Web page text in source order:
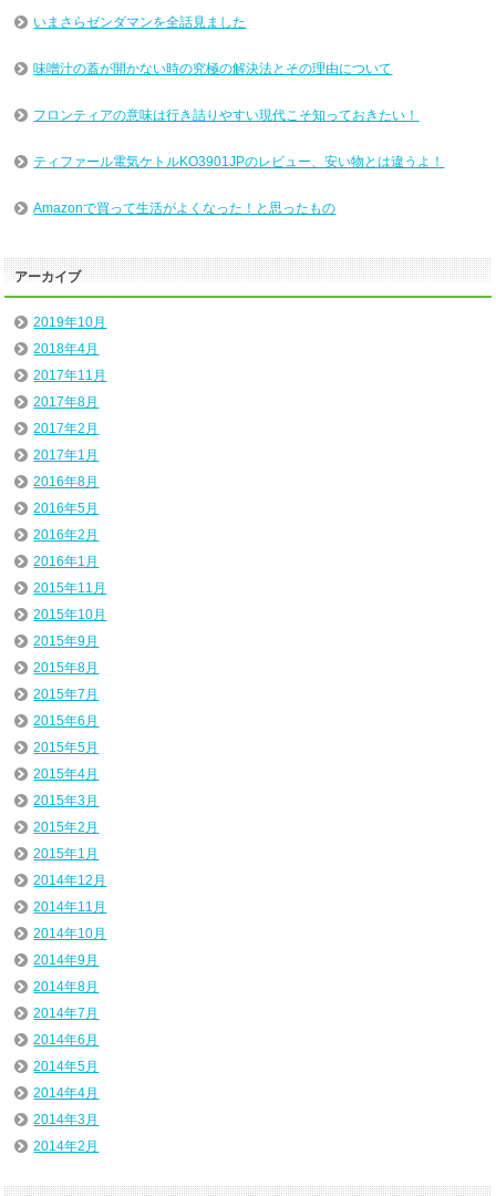
いまさらゼンダマンを全話見ました
味噌汁の蓋が開かない時の究極の解決法とその理由について
フロンティアの意味は行き詰りやすい現代こそ知っておきたい！
ティファール電気ケトルKO3901JPのレビュー、安い物とは違うよ！
Amazonで買って生活がよくなった！と思ったもの
アーカイブ
2019年10月
2018年4月
2017年11月
2017年8月
2017年2月
2017年1月
2016年8月
2016年5月
2016年2月
2016年1月
2015年11月
2015年10月
2015年9月
2015年8月
2015年7月
2015年6月
2015年5月
2015年4月
2015年3月
2015年2月
2015年1月
2014年12月
2014年11月
2014年10月
2014年9月
2014年8月
2014年7月
2014年6月
2014年5月
2014年4月
2014年3月
2014年2月